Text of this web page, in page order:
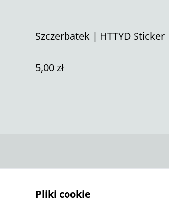
Szczerbatek | HTTYD Sticker
5,00 zł
Pliki cookie